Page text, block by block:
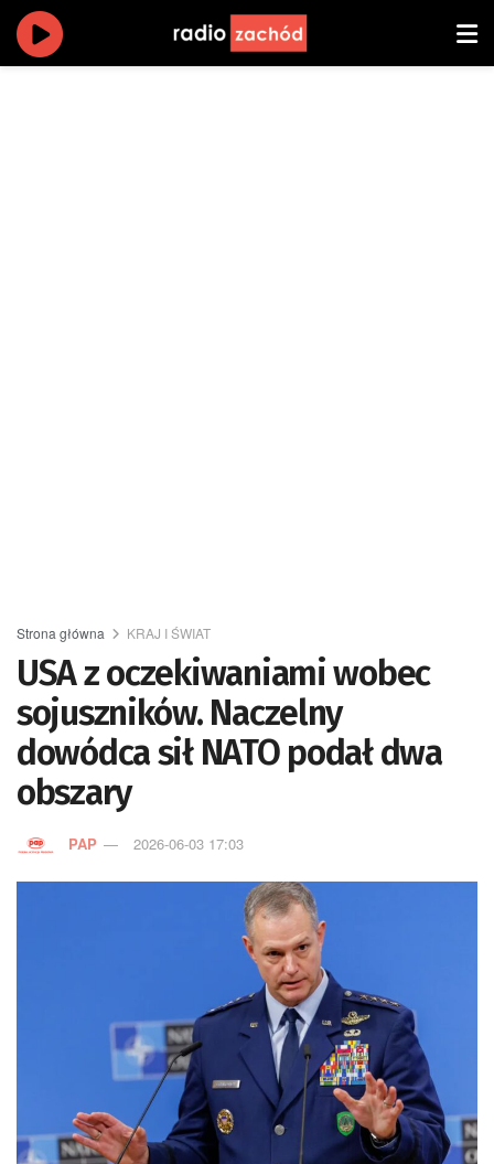
Strona główna KRAJ I ŚWIAT
USA z oczekiwaniami wobec
sojuszników. Naczelny
dowódca sił NATO podał dwa
obszary
PAP 2026-06-03 17:03